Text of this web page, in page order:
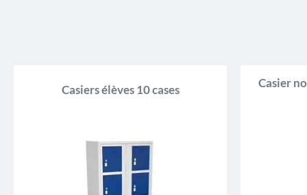
Casiers élèves 10 cases Casier